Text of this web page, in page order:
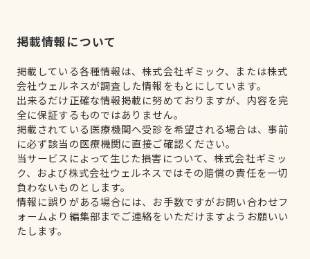
掲載情報について
掲載している各種情報は、株式会社ギミック、または株式
会社ウェルネスが調査した情報をもとにしています。
出来るだけ正確な情報掲載に努めておりますが、内容を完
全に保証するものではありません。
掲載されている医療機関へ受診を希望される場合は、事前
に必ず該当の医療機関に直接ご確認ください。
当サービスによって生じた損害について、株式会社ギミッ
ク、および株式会社ウェルネスではその賠償の責任を一切
負わないものとします。
情報に誤りがある場合には、お手数ですがお問い合わせフ
ォームより編集部までご連絡をいただけますようお願いい
たします。